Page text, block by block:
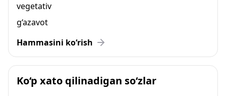
vegetativ
g‘azavot
Hammasini ko‘rish
Ko‘p xato qilinadigan so‘zlar